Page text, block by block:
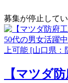
募集が停止して
【マツダ